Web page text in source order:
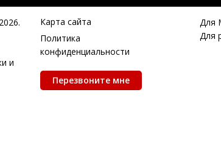
и
Карта сайта
Политика
конфиденциальности
Перезвоните мне
Для
Для